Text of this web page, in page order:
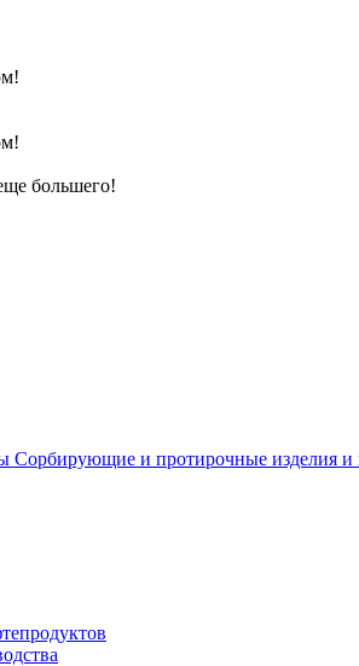
большего!
Сорбирующие и протирочные изделия и